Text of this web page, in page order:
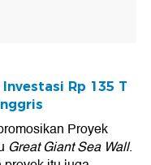
Rp 135 T
Proyek
Great Giant Sea Wall.